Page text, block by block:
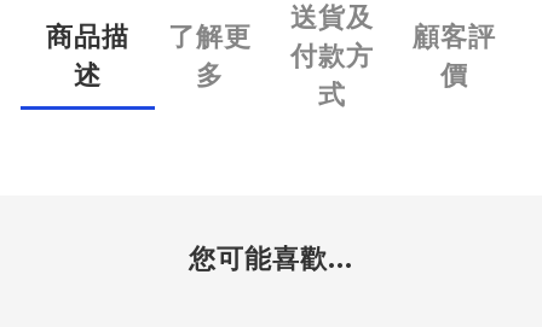
商品描
述
了解更
多
送貨及
付款方
式
顧客評
價
您可能喜歡...